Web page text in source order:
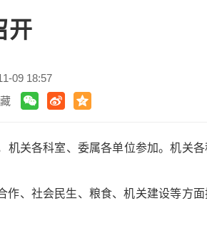
开
09 18:57
关各科室、委属各单位参加。机关
作、社会民生、粮食、机关建设等方